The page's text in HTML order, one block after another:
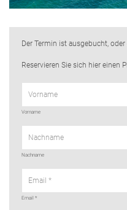
Der Termin ist ausgebucht,
Reservieren Sie sich hier einen
Vorname
Nachname
Email